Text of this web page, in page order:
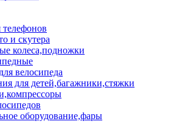
и скутера
колеса,подножки
велосипеда
для детей,багажники,стяжки
оборудование,фары